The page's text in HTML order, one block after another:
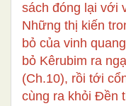
sách đóng lại với
Những thị kiến
bỏ của vinh
bỏ Kêrubim ra
(Ch.10), rồi tới
cùng ra khỏi Đền